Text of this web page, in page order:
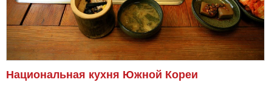
Национальная кухня Южной Кореи